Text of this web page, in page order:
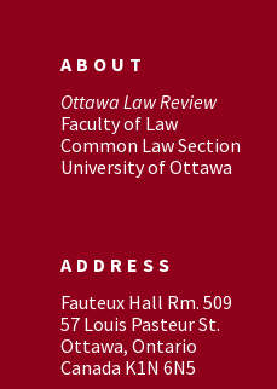
ABOUT
Ottawa Law Review
Faculty of Law
Common Law Section
University of Ottawa
ADDRESS
Fauteux Hall Rm. 509
57 Louis Pasteur St.
Ottawa, Ontario
Canada K1N 6N5